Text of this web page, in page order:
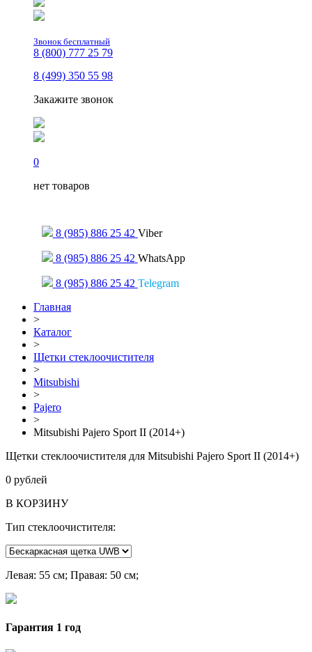
Звонок бесплатный
8 (800) 777 25 79
8 (499) 350 55 98
Закажите звонок
0
нет товаров
8 (985) 886 25 42 Viber
8 (985) 886 25 42 WhatsApp
8 (985) 886 25 42 Telegram
Главная
>
Каталог
>
Щетки стеклоочистителя
>
Mitsubishi
>
Pajero
>
Mitsubishi Pajero Sport II (2014+)
Щетки стеклоочистителя для Mitsubishi Pajero Sport II (2014+)
0 рублей
В КОРЗИНУ
Тип стеклоочистителя:
Левая: 55 см; Правая: 50 см;
Гарантия 1 год